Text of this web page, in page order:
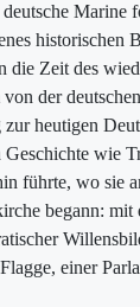
deutsche Marine
historischen
die Zeit des
der
heutigen
wie
führte, wo sie
begann: mit
einer